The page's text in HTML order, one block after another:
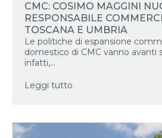
CMC: COSIMO MAGGINI
RESPONSABILE
TOSCANA E UMBRIA
Le politiche di espansione
domestico di CMC vanno avanti
infatti,...
Leggi tutto